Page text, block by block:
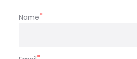
Name